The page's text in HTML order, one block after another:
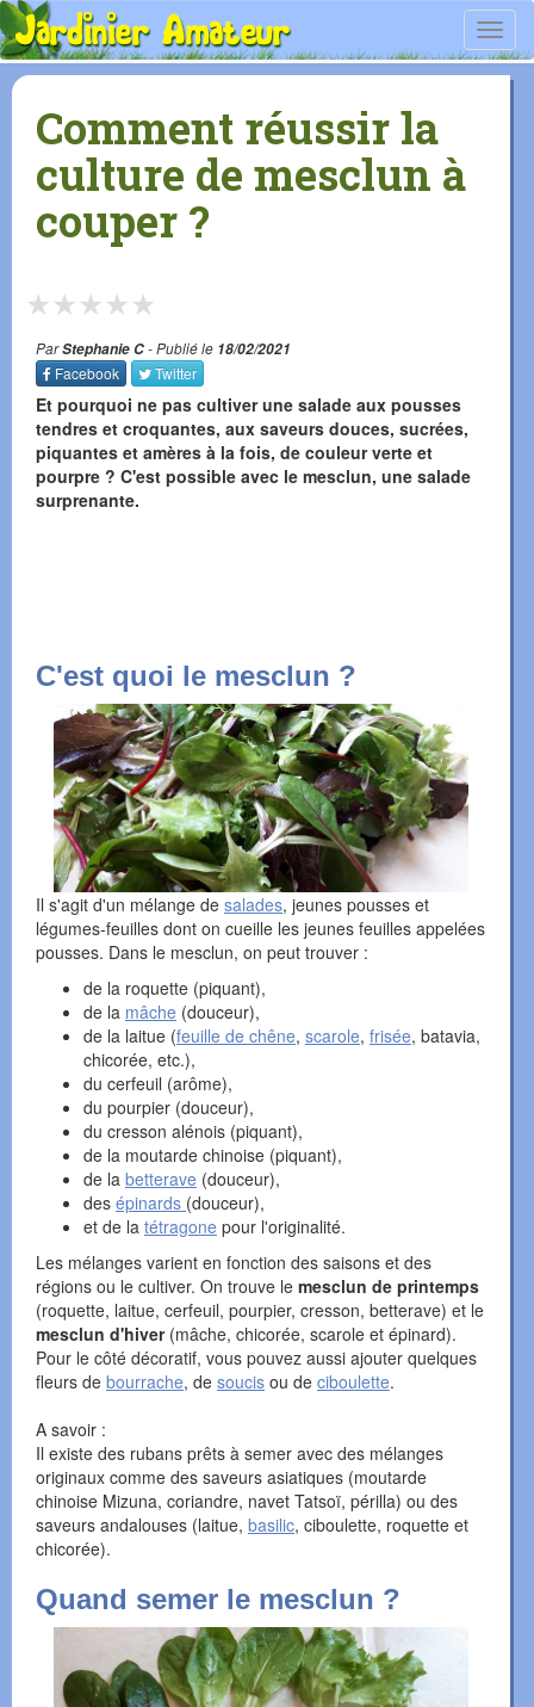
Comment réussir la
culture de mesclun à
couper ?
★
★
★
★
★
ParStephanie C- Publié le 18/02/2021
Facebook
Twitter
Et pourquoi ne pas cultiver une salade aux pousses
tendres et croquantes, aux saveurs douces, sucrées,
piquantes et amères à la fois, de couleur verte et
pourpre ? C'est possible avec le mesclun, une salade
surprenante.
C'est quoi le mesclun ?
Il s'agit d'un mélange de salades, jeunes pousses et
légumes-feuilles dont on cueille les jeunes feuilles appelées
pousses. Dans le mesclun, on peut trouver :
de la roquette (piquant),
de la mâche (douceur),
de la laitue (feuille de chêne, scarole, frisée, batavia,
chicorée, etc.),
du cerfeuil (arôme),
du pourpier (douceur),
du cresson alénois (piquant),
de la moutarde chinoise (piquant),
de la betterave (douceur),
des épinards (douceur),
et de la tétragone pour l'originalité.
Les mélanges varient en fonction des saisons et des
régions ou le cultiver. On trouve le mesclun de printemps
(roquette, laitue, cerfeuil, pourpier, cresson, betterave) et le
mesclun d'hiver (mâche, chicorée, scarole et épinard).
Pour le côté décoratif, vous pouvez aussi ajouter quelques
fleurs de bourrache, de soucis ou de ciboulette.
A savoir :
Il existe des rubans prêts à semer avec des mélanges
originaux comme des saveurs asiatiques (moutarde
chinoise Mizuna, coriandre, navet Tatsoï, périlla) ou des
saveurs andalouses (laitue, basilic, ciboulette, roquette et
chicorée).
Quand semer le mesclun ?